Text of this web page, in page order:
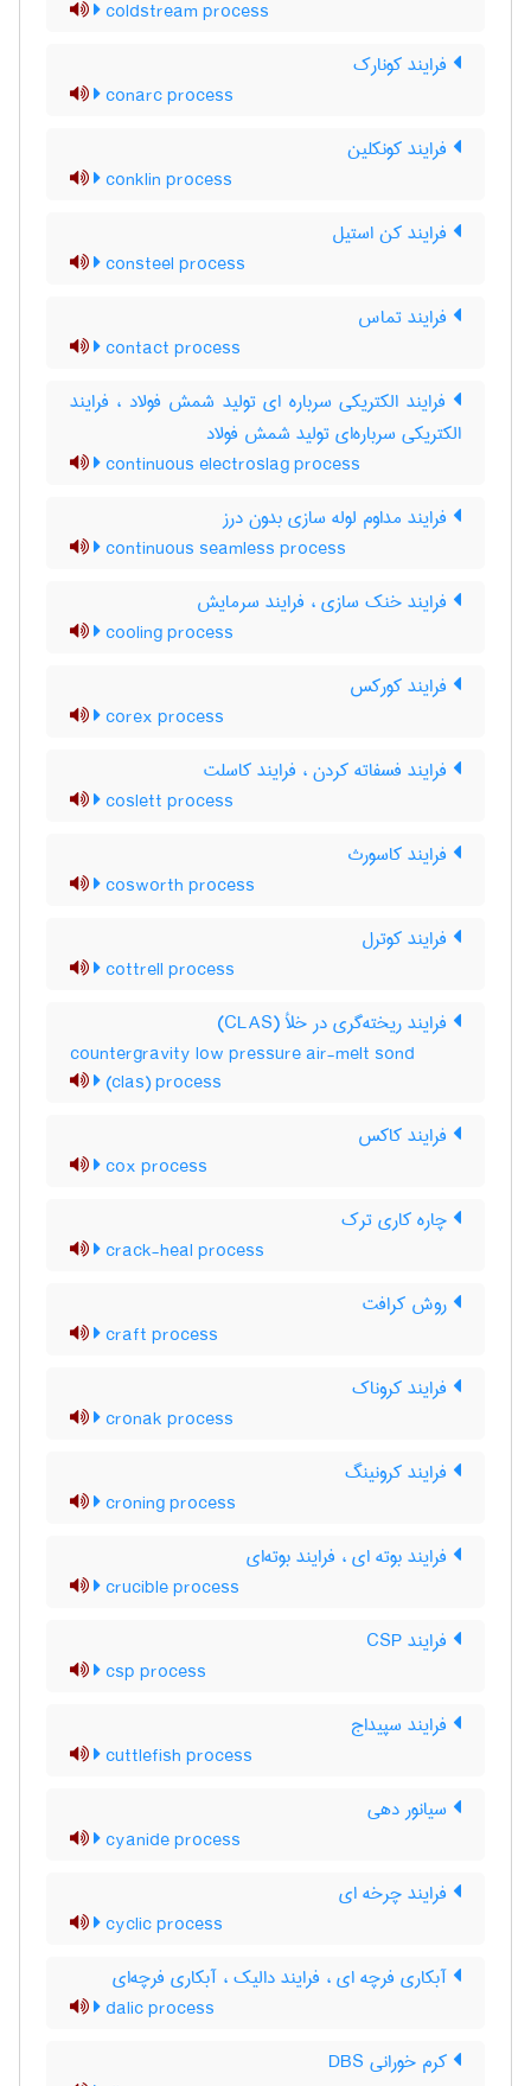
coldstream process
فرایند کونارک
conarc process
فرایند کونکلین
conklin process
فرایند کن استیل
consteel process
فرایند تماس
contact process
فرایند الکتریکی سرباره ای تولید شمش فولاد ، فرایند
الکتریکی سرباره‌ای تولید شمش فولاد
continuous electroslag process
فرایند مداوم لوله سازی بدون درز
continuous seamless process
فرایند خنک سازی ، فرایند سرمایش
cooling process
فرایند کورکس
corex process
فرایند فسفاته کردن ، فرایند کاسلت
coslett process
فرایند کاسورث
cosworth process
فرایند کوترل
cottrell process
فرایند ریخته‌گری در خلأ (CLAS)
countergravity low pressure air-melt sond
(clas) process
فرایند کاکس
cox process
چاره کاری ترک
crack-heal process
روش کرافت
craft process
فرایند کروناک
cronak process
فرایند کرونینگ
croning process
فرایند بوته ای ، فرایند بوته‌ای
crucible process
فرایند CSP
csp process
فرایند سپیداج
cuttlefish process
سیانور دهی
cyanide process
فرایند چرخه ای
cyclic process
آبکاری فرچه ای ، فرایند دالیک ، آبکاری فرچه‌ای
dalic process
کرم خورانی DBS